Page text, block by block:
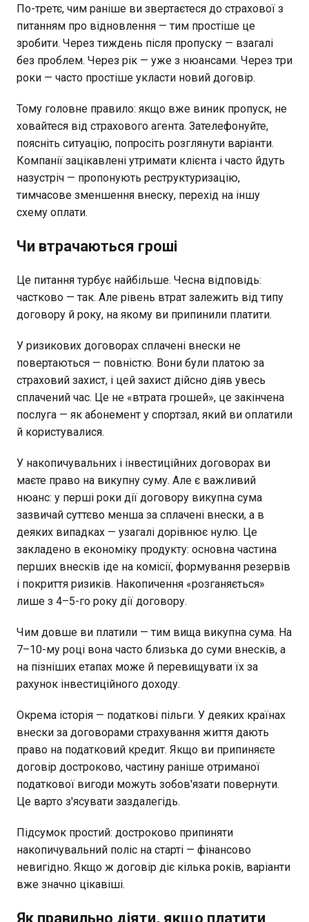
По-третє, чим раніше ви звертаєтеся до страхової з
питанням про відновлення — тим простіше це
зробити. Через тиждень після пропуску — взагалі
без проблем. Через рік — уже з нюансами. Через три
роки — часто простіше укласти новий договір.
Тому головне правило: якщо вже виник пропуск, не
ховайтеся від страхового агента. Зателефонуйте,
поясніть ситуацію, попросіть розглянути варіанти.
Компанії зацікавлені утримати клієнта і часто йдуть
назустріч — пропонують реструктуризацію,
тимчасове зменшення внеску, перехід на іншу
схему оплати.
Чи втрачаються гроші
Це питання турбує найбільше. Чесна відповідь:
частково — так. Але рівень втрат залежить від типу
договору й року, на якому ви припинили платити.
У ризикових договорах сплачені внески не
повертаються — повністю. Вони були платою за
страховий захист, і цей захист дійсно діяв увесь
сплачений час. Це не «втрата грошей», це закінчена
послуга — як абонемент у спортзал, який ви оплатили
й користувалися.
У накопичувальних і інвестиційних договорах ви
маєте право на викупну суму. Але є важливий
нюанс: у перші роки дії договору викупна сума
зазвичай суттєво менша за сплачені внески, а в
деяких випадках — узагалі дорівнює нулю. Це
закладено в економіку продукту: основна частина
перших внесків іде на комісії, формування резервів
і покриття ризиків. Накопичення «розганяється»
лише з 4–5-го року дії договору.
Чим довше ви платили — тим вища викупна сума. На
7–10-му році вона часто близька до суми внесків, а
на пізніших етапах може й перевищувати їх за
рахунок інвестиційного доходу.
Окрема історія — податкові пільги. У деяких країнах
внески за договорами страхування життя дають
право на податковий кредит. Якщо ви припиняєте
договір достроково, частину раніше отриманої
податкової вигоди можуть зобов'язати повернути.
Це варто з'ясувати заздалегідь.
Підсумок простий: достроково припиняти
накопичувальний поліс на старті — фінансово
невигідно. Якщо ж договір діє кілька років, варіанти
вже значно цікавіші.
Як правильно діяти, якщо платити